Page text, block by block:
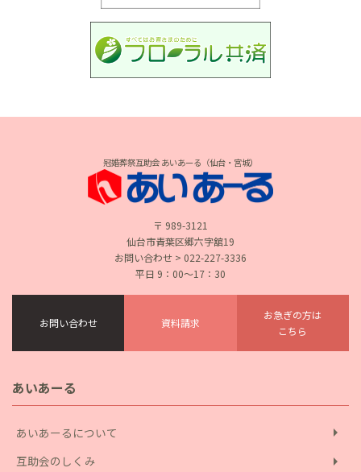
冠婚葬祭互助会 あいあーる（仙台・宮城）
〒 989-3121
仙台市青葉区郷六字舘19
お問い合わせ > 022-227-3336
平日 9：00〜17：30
お問い合わせ 資料請求
お急ぎの方は
こちら
あいあーる
あいあーるについて arrow_right
互助会のしくみ arrow_right